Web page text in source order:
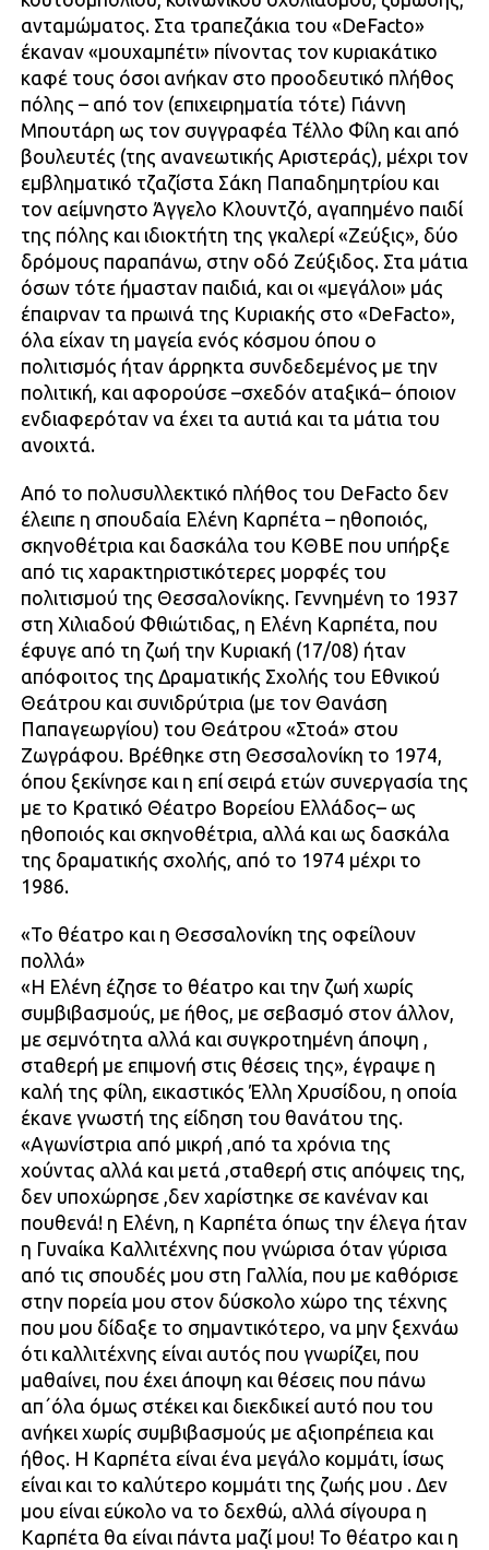
ανταμώματος. Στα τραπεζάκια του «DeFacto»
έκαναν «μουχαμπέτι» πίνοντας τον κυριακάτικο
καφέ τους όσοι ανήκαν στο προοδευτικό πλήθος
πόλης – από τον (επιχειρηματία τότε) Γιάννη
Μπουτάρη ως τον συγγραφέα Τέλλο Φίλη και από
βουλευτές (της ανανεωτικής Αριστεράς), μέχρι τον
εμβληματικό τζαζίστα Σάκη Παπαδημητρίου και
τον αείμνηστο Άγγελο Κλουντζό, αγαπημένο παιδί
της πόλης και ιδιοκτήτη της γκαλερί «Ζεύξις», δύο
δρόμους παραπάνω, στην οδό Ζεύξιδος. Στα μάτια
όσων τότε ήμασταν παιδιά, και οι «μεγάλοι» μάς
έπαιρναν τα πρωινά της Κυριακής στο «DeFacto»,
όλα είχαν τη μαγεία ενός κόσμου όπου ο
πολιτισμός ήταν άρρηκτα συνδεδεμένος με την
πολιτική, και αφορούσε –σχεδόν αταξικά– όποιον
ενδιαφερόταν να έχει τα αυτιά και τα μάτια του
ανοιχτά.
Από το πολυσυλλεκτικό πλήθος του DeFacto δεν
έλειπε η σπουδαία Ελένη Καρπέτα – ηθοποιός,
σκηνοθέτρια και δασκάλα του ΚΘΒΕ που υπήρξε
από τις χαρακτηριστικότερες μορφές του
πολιτισμού της Θεσσαλονίκης. Γεννημένη το 1937
στη Χιλιαδού Φθιώτιδας, η Ελένη Καρπέτα, που
έφυγε από τη ζωή την Κυριακή (17/08) ήταν
απόφοιτος της Δραματικής Σχολής του Εθνικού
Θεάτρου και συνιδρύτρια (με τον Θανάση
Παπαγεωργίου) του Θεάτρου «Στοά» στου
Ζωγράφου. Βρέθηκε στη Θεσσαλονίκη το 1974,
όπου ξεκίνησε και η επί σειρά ετών συνεργασία της
με το Κρατικό Θέατρο Βορείου Ελλάδος– ως
ηθοποιός και σκηνοθέτρια, αλλά και ως δασκάλα
της δραματικής σχολής, από το 1974 μέχρι το
1986.
«Το θέατρο και η Θεσσαλονίκη της οφείλουν
πολλά»
«Η Ελένη έζησε το θέατρο και την ζωή χωρίς
συμβιβασμούς, με ήθος, με σεβασμό στον άλλον,
με σεμνότητα αλλά και συγκροτημένη άποψη ,
σταθερή με επιμονή στις θέσεις της», έγραψε η
καλή της φίλη, εικαστικός Έλλη Χρυσίδου, η οποία
έκανε γνωστή της είδηση του θανάτου της.
«Αγωνίστρια από μικρή ,από τα χρόνια της
χούντας αλλά και μετά ,σταθερή στις απόψεις της,
δεν υποχώρησε ,δεν χαρίστηκε σε κανέναν και
πουθενά! η Ελένη, η Καρπέτα όπως την έλεγα ήταν
η Γυναίκα Καλλιτέχνης που γνώρισα όταν γύρισα
από τις σπουδές μου στη Γαλλία, που με καθόρισε
στην πορεία μου στον δύσκολο χώρο της τέχνης
που μου δίδαξε το σημαντικότερο, να μην ξεχνάω
ότι καλλιτέχνης είναι αυτός που γνωρίζει, που
μαθαίνει, που έχει άποψη και θέσεις που πάνω
απ΄όλα όμως στέκει και διεκδικεί αυτό που του
ανήκει χωρίς συμβιβασμούς με αξιοπρέπεια και
ήθος. Η Καρπέτα είναι ένα μεγάλο κομμάτι, ίσως
είναι και το καλύτερο κομμάτι της ζωής μου . Δεν
μου είναι εύκολο να το δεχθώ, αλλά σίγουρα η
Καρπέτα θα είναι πάντα μαζί μου! Το θέατρο και η